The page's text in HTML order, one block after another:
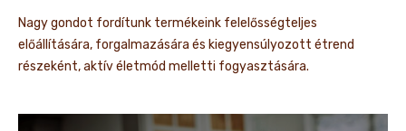
Nagy gondot fordítunk termékeink felelősségteljes
előállítására, forgalmazására és kiegyensúlyozott étrend
részeként, aktív életmód melletti fogyasztására.